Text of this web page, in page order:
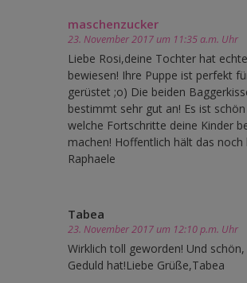
maschenzucker
23. November 2017 um 11:35 a.m. Uhr
Liebe Rosi,deine Tochter hat
bewiesen! Ihre Puppe ist perfekt
gerüstet ;o) Die beiden
bestimmt sehr gut an! Es ist
welche Fortschritte deine Kinder
machen! Hoffentlich hält das noch
Raphaele
Tabea
23. November 2017 um 12:10 p.m. Uhr
Wirklich toll geworden! Und
Geduld hat!Liebe Grüße,Tabea